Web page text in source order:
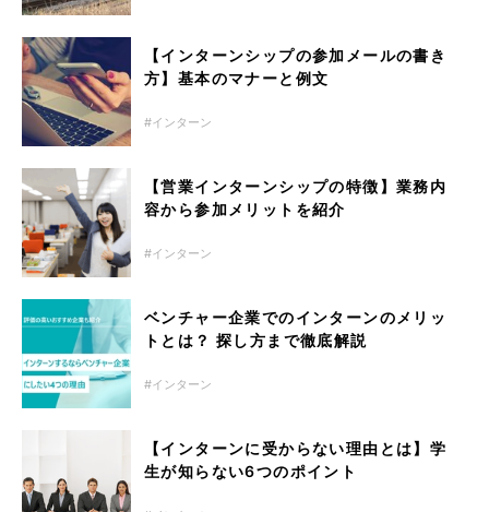
【インターンシップの参加メールの書き
方】基本のマナーと例文
インターン
【営業インターンシップの特徴】業務内
容から参加メリットを紹介
インターン
ベンチャー企業でのインターンのメリッ
トとは？ 探し方まで徹底解説
インターン
【インターンに受からない理由とは】学
生が知らない6つのポイント